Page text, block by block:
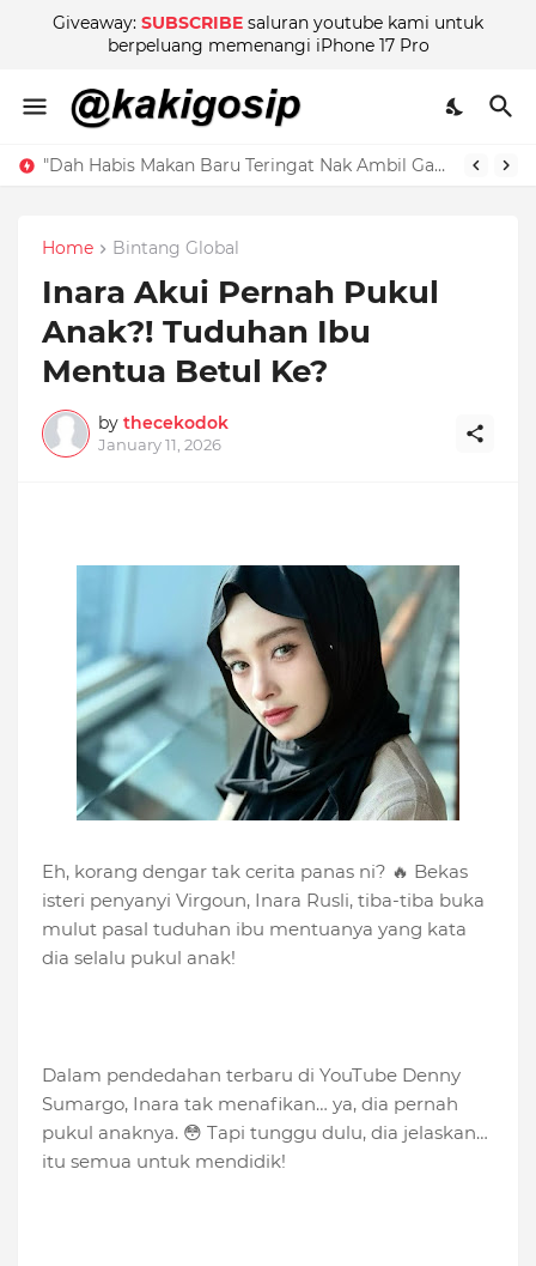
Giveaway: SUBSCRIBE saluran youtube kami untuk
berpeluang memenangi iPhone 17 Pro
Nikita Mirzani Terbuka Tentang Hubungan Cinta Dengan Model Muda, Tapi Teman Rapat Beri Amaran!
Home Bintang Global
Inara Akui Pernah Pukul
Anak?! Tuduhan Ibu
Mentua Betul Ke?
by thecekodok
January 11, 2026
Eh, korang dengar tak cerita panas ni? 🔥 Bekas
isteri penyanyi Virgoun, Inara Rusli, tiba-tiba buka
mulut pasal tuduhan ibu mentuanya yang kata
dia selalu pukul anak!
Dalam pendedahan terbaru di YouTube Denny
Sumargo, Inara tak menafikan… ya, dia pernah
pukul anaknya. 😳 Tapi tunggu dulu, dia jelaskan…
itu semua untuk mendidik!